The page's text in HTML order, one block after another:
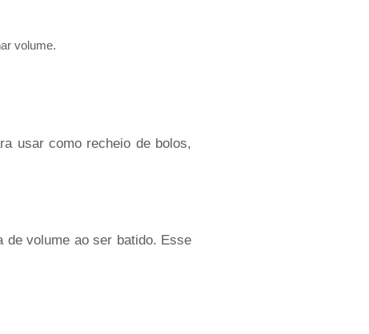
volume.
usar como recheio de bolos,
de volume ao ser batido. Esse